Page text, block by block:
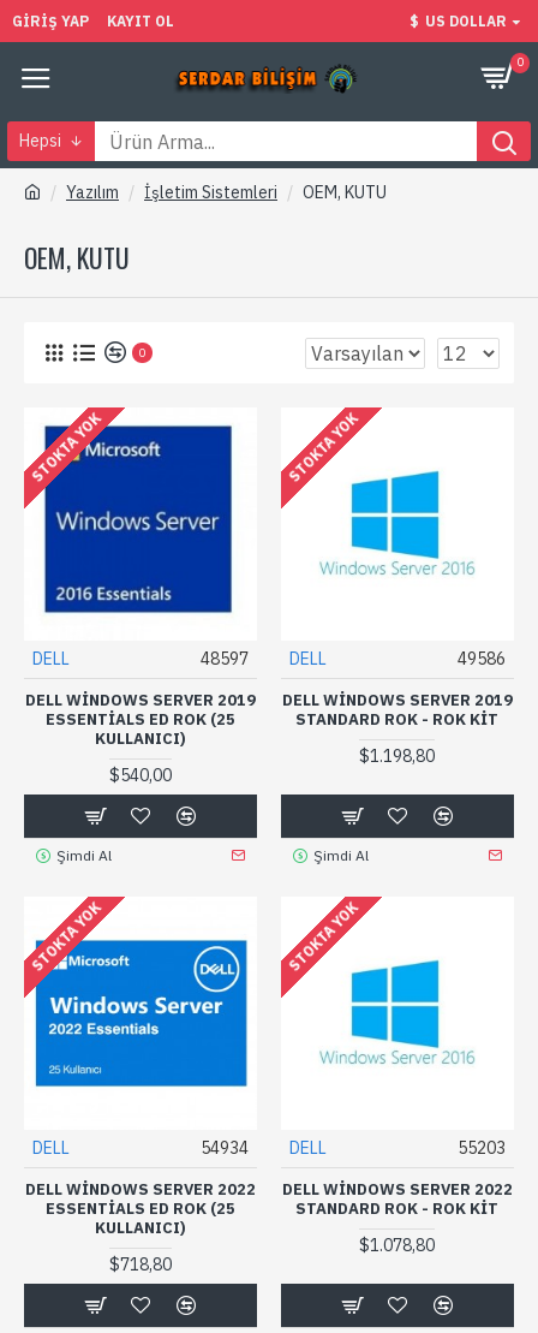
GIRIŞ YAP KAYIT OL $ US DOLLAR
0
Hepsi
Yazılım İşletim Sistemleri OEM, KUTU
OEM, KUTU
0
STOKTA YOK
DELL 48597
DELL WINDOWS SERVER 2019
ESSENTIALS ED ROK (25
KULLANICI)
$540,00
Şimdi Al
STOKTA YOK
DELL 49586
DELL WINDOWS SERVER 2019
STANDARD ROK - ROK KIT
$1.198,80
Şimdi Al
STOKTA YOK
DELL 54934
DELL WINDOWS SERVER 2022
ESSENTIALS ED ROK (25
KULLANICI)
$718,80
STOKTA YOK
DELL 55203
DELL WINDOWS SERVER 2022
STANDARD ROK - ROK KIT
$1.078,80